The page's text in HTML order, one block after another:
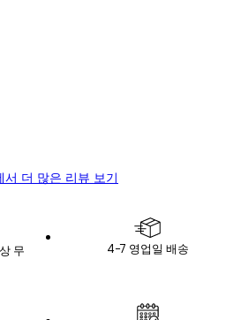
서 더 많은 리뷰 보기
무
4-7 영업일 배송